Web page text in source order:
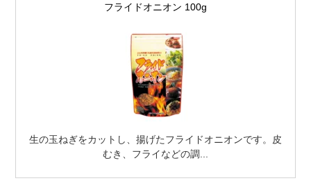
フライドオニオン 100g
生の玉ねぎをカットし、揚げたフライドオニオンです。皮
むき、フライなどの調...